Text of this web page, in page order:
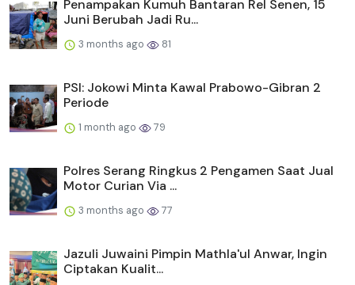
Penampakan Kumuh Bantaran Rel Senen, 15
Juni Berubah Jadi Ru...
3 months ago 81
PSI: Jokowi Minta Kawal Prabowo-Gibran 2
Periode
1 month ago 79
Polres Serang Ringkus 2 Pengamen Saat Jual
Motor Curian Via ...
3 months ago 77
Jazuli Juwaini Pimpin Mathla'ul Anwar, Ingin
Ciptakan Kualit...